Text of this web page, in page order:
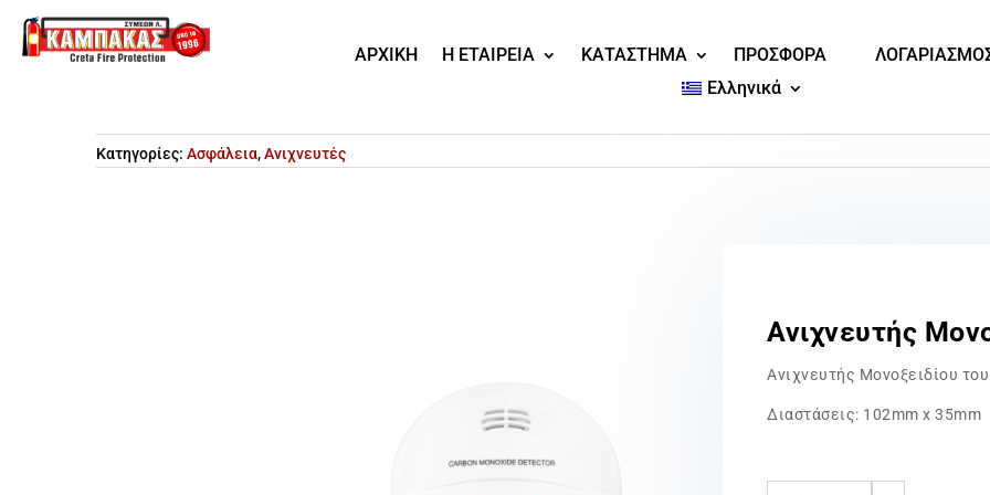
ΑΡΧΙΚΗ Η ΕΤΑΙΡΕΙΑ ΚΑΤΑΣΤΗΜΑ ΠΡΟΣΦΟΡΑ
Ελληνικά
Κατηγορίες: Ασφάλεια,Ανιχνευτές
Ανιχνευτής
Ανιχνευτής Μονοξειδίου
Διαστάσεις: 102mm x 35mm